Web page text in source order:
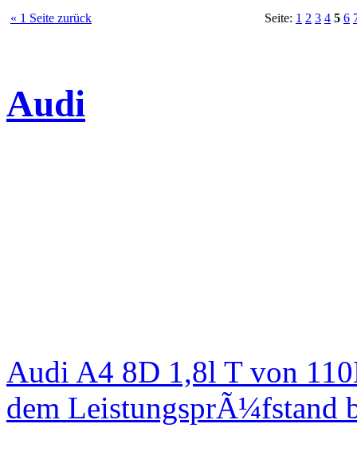
« 1 Seite zurück Seite: 1 2 3 4 5 6
Audi
Audi A4 8D 1,8l T von
dem LeistungsprÃ¼fstand